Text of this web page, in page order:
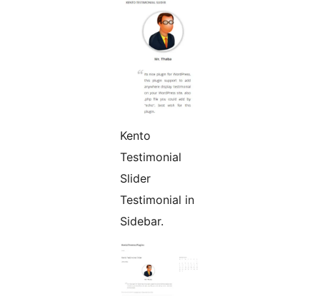
Kento
Testimonial
Slider
Testimonial in
Sidebar.